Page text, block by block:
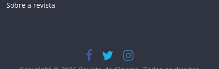
Sobre a revista